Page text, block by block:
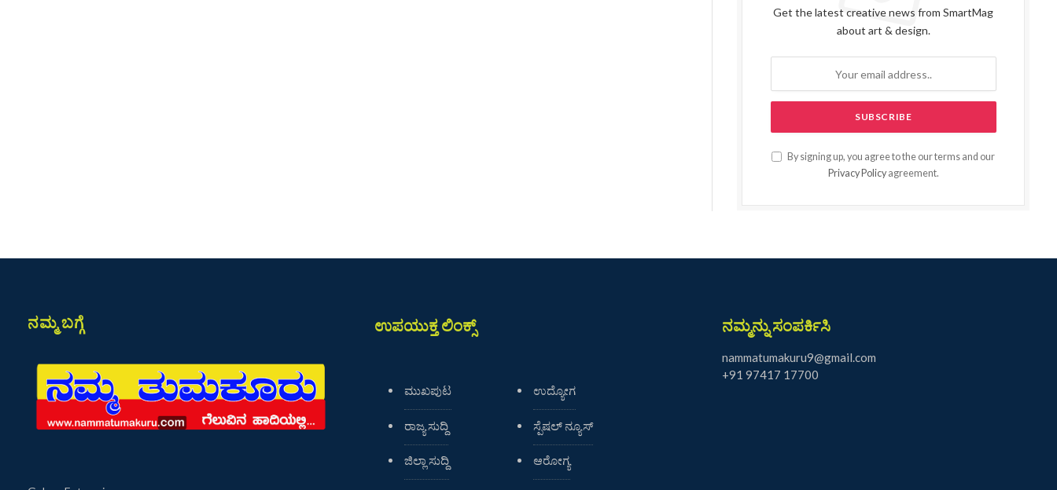
Get the latest creative news from SmartMag
about art & design.
By signing up, you agree to the our terms and our
Privacy Policyagreement.
ನಮ್ಮ ಬಗ್ಗೆ ಉಪಯುಕ್ತ ಲಿಂಕ್ಸ್
ಮುಖಪುಟ
ರಾಜ್ಯ ಸುದ್ದಿ
ಜಿಲ್ಲಾ ಸುದ್ದಿ
ಉದ್ಯೋಗ
ಸ್ಪೆಷಲ್ ನ್ಯೂಸ್
ಆರೋಗ್ಯ
ನಮ್ಮನ್ನು ಸಂಪರ್ಕಿಸಿ
nammatumakuru9@gmail.com
+91 97417 17700